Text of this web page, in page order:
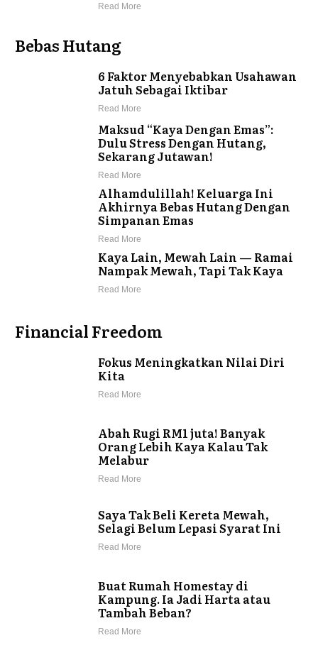
Read More
Bebas Hutang
6 Faktor Menyebabkan Usahawan
Jatuh Sebagai Iktibar
Read More
Maksud “Kaya Dengan Emas”:
Dulu Stress Dengan Hutang,
Sekarang Jutawan!
Read More
Alhamdulillah! Keluarga Ini
Akhirnya Bebas Hutang Dengan
Simpanan Emas
Read More
Kaya Lain, Mewah Lain — Ramai
Nampak Mewah, Tapi Tak Kaya
Read More
Financial Freedom
Fokus Meningkatkan Nilai Diri
Kita
Read More
Abah Rugi RM1 juta! Banyak
Orang Lebih Kaya Kalau Tak
Melabur
Read More
Saya Tak Beli Kereta Mewah,
Selagi Belum Lepasi Syarat Ini
Read More
Buat Rumah Homestay di
Kampung. Ia Jadi Harta atau
Tambah Beban?
Read More